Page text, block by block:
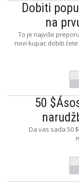
Dobiti
na
To je najviše
novi kupac dobiti
50
Da vas sada 50